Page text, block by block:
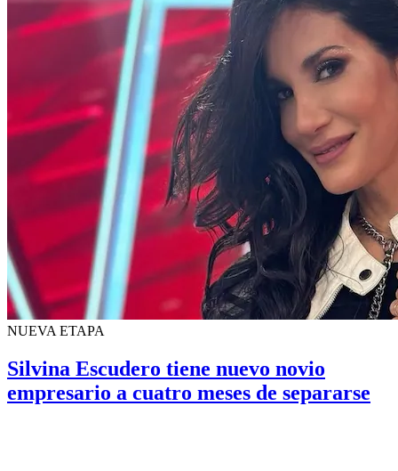
NUEVA ETAPA
Silvina Escudero tiene nuevo novio
empresario a cuatro meses de separarse